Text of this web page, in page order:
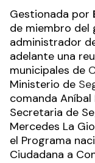
Gestionada por
de miembro del
administrador
adelante una
municipales de
Ministerio de
comanda Aníbal
Secretaria de
Mercedes La
el Programa
Ciudadana a